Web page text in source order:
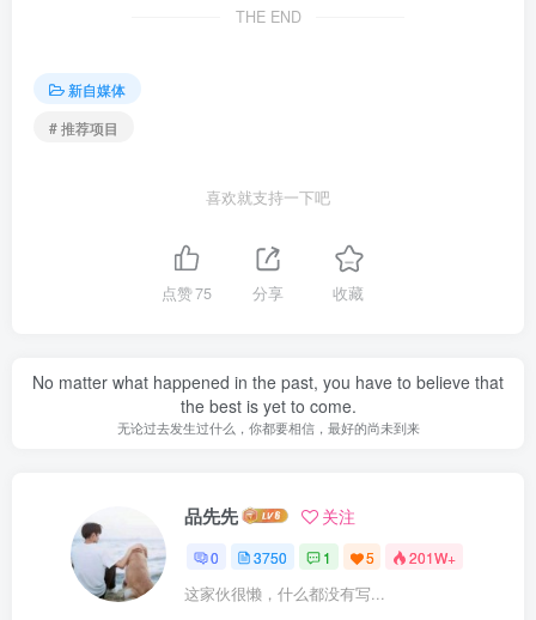
THE END
新自媒体
# 推荐项目
喜欢就支持一下吧
点赞75 分享 收藏
No matter what happened in the past, you have to believe that
the best is yet to come.
无论过去发生过什么，你都要相信，最好的尚未到来
品先先 关注
0 3750 1 5 201W+
这家伙很懒，什么都没有写...